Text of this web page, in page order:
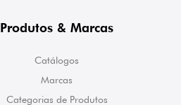
Produtos & Marcas
Catálogos
Marcas
Categorias de Produtos